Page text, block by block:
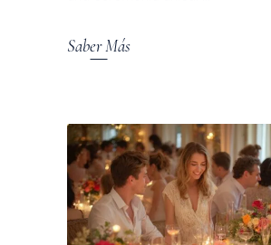
Saber Más